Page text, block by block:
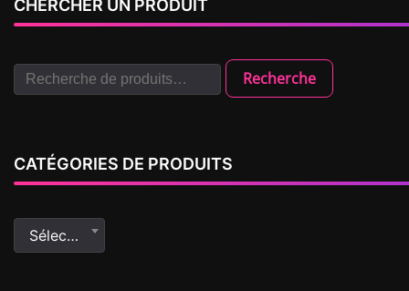
CHERCHER UN PRODUIT
Recherche
CATÉGORIES DE PRODUITS
Sélectionner une catégorie